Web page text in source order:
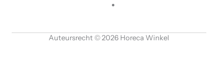
Auteursrecht © 2026 Horeca Winkel